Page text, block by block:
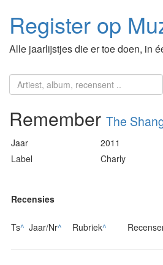
Register op
Alle jaarlijstjes die er toe doen, in
Remember The
Jaar
2011
Label
Charly
Recensies
Ts^ Jaar/Nr^ Rubriek^